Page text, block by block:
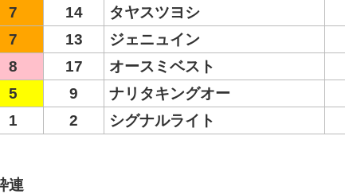
7 14 タヤスツヨシ
7
13 ジェニュイン
8
17 オースミベスト
5
9 ナリタキングオー
1
2 シグナルライト
連